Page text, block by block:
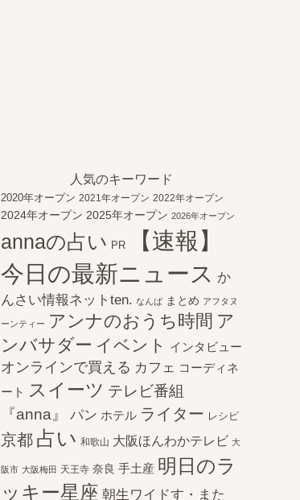
人気のキーワード
2020年オープン 2021年オープン 2022年オープン
2024年オープン 2025年オープン 2026年オープン
annaの占い PR
【速報】
今日の最新ニュース か
んさい情報ネットten. なんば まとめ アフタヌ
ーンティー アンナのおうち時間 ア
ンバサダー イベント インタビュー
オンラインで買える カフェ コーディネ
ート
スイーツ テレビ番組
『anna』
パン ホテル ライター レシピ
京都 占い 和歌山 大阪ほんわかテレビ 大
阪市 大阪梅田 天王寺 奈良 手土産 明日のラ
ッキー星座 朝生ワイドす・また